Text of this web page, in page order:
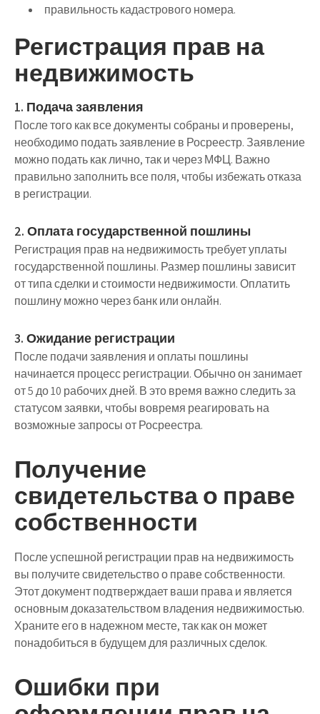
правильность кадастрового номера.
Регистрация прав на
недвижимость
1. Подача заявления
После того как все документы собраны и проверены,
необходимо подать заявление в Росреестр. Заявление
можно подать как лично, так и через МФЦ. Важно
правильно заполнить все поля, чтобы избежать отказа
в регистрации.
2. Оплата государственной пошлины
Регистрация прав на недвижимость требует уплаты
государственной пошлины. Размер пошлины зависит
от типа сделки и стоимости недвижимости. Оплатить
пошлину можно через банк или онлайн.
3. Ожидание регистрации
После подачи заявления и оплаты пошлины
начинается процесс регистрации. Обычно он занимает
от 5 до 10 рабочих дней. В это время важно следить за
статусом заявки, чтобы вовремя реагировать на
возможные запросы от Росреестра.
Получение
свидетельства о праве
собственности
После успешной регистрации прав на недвижимость
вы получите свидетельство о праве собственности.
Этот документ подтверждает ваши права и является
основным доказательством владения недвижимостью.
Храните его в надежном месте, так как он может
понадобиться в будущем для различных сделок.
Ошибки при